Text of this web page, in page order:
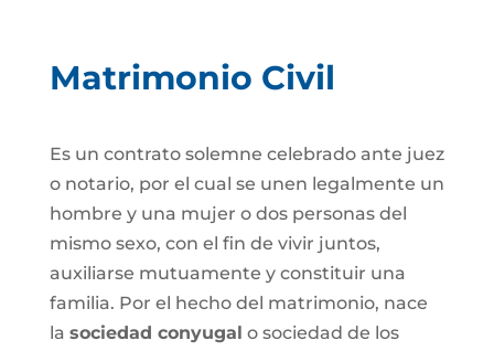
Matrimonio Civil
Es un contrato solemne celebrado ante juez
o notario, por el cual se unen legalmente un
hombre y una mujer o dos personas del
mismo sexo, con el fin de vivir juntos,
auxiliarse mutuamente y constituir una
familia. Por el hecho del matrimonio, nace
la sociedad conyugal o sociedad de los